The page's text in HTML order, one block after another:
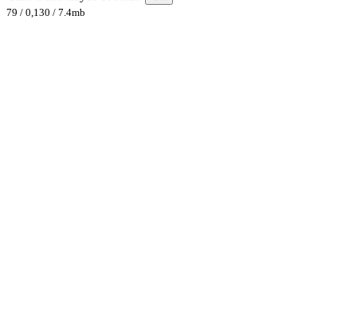
79 / 0,130 / 7.4mb